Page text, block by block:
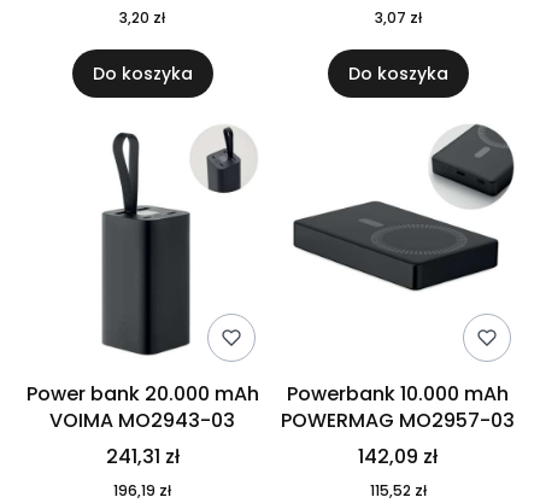
3,20 zł
Do koszyka
3,07 zł
Do koszyka
Power bank 20.000 mAh
VOIMA MO2943-03
241,31 zł
196,19 zł
Powerbank 10.000 mAh
POWERMAG MO2957-03
142,09 zł
115,52 zł